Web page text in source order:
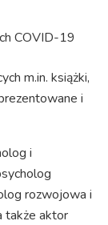
COVID-19
m.in. książki,
i
i
rozwojowa i
także aktor